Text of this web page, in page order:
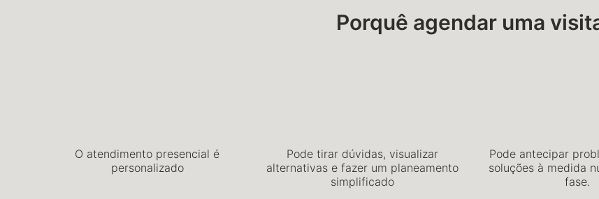
Porquê agendar uma
O atendimento presencial é
personalizado
Pode tirar dúvidas, visualizar
alternativas e fazer um planeamento
simplificado
Pode antecipar
soluções à medida
fase.